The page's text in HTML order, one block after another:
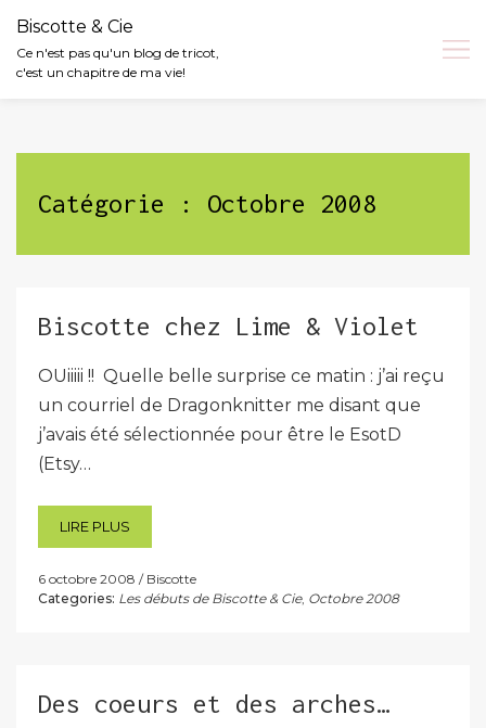
Biscotte & Cie
Ce n'est pas qu'un blog de tricot,
c'est un chapitre de ma vie!
Catégorie : Octobre 2008
Biscotte chez Lime & Violet
OUiiiii !! Quelle belle surprise ce matin : j’ai reçu
un courriel de Dragonknitter me disant que
j’avais été sélectionnée pour être le EsotD
(Etsy…
LIRE PLUS
6 octobre 2008
Biscotte
Categories: Les débuts de Biscotte & Cie, Octobre 2008
Des coeurs et des arches…